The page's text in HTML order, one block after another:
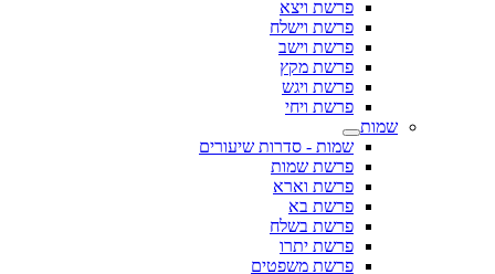
פרשת ויצא
פרשת וישלח
פרשת וישב
פרשת מקץ
פרשת ויגש
פרשת ויחי
שמות
שמות - סדרות שיעורים
פרשת שמות
פרשת וארא
פרשת בא
פרשת בשלח
פרשת יתרו
פרשת משפטים